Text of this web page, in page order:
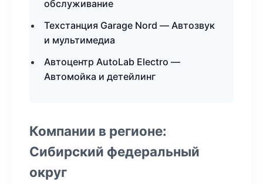
обслуживание
Техстанция Garage Nord — Автозвук
и мультимедиа
Автоцентр AutoLab Electro —
Автомойка и детейлинг
Компании в регионе:
Сибирский федеральный
округ